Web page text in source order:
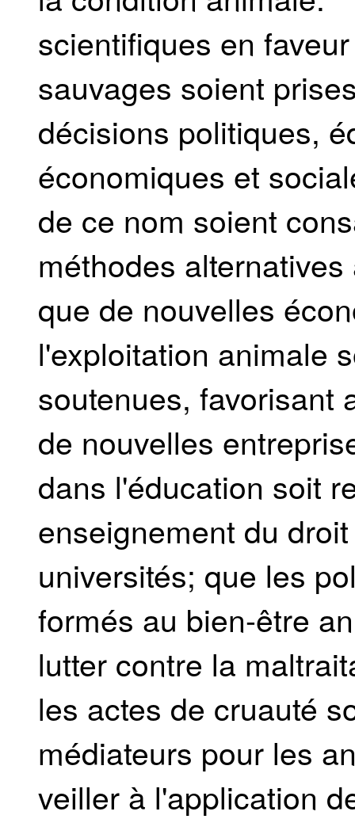
scientifiques en
sauvages soient
décisions politiques,
économiques et
de ce nom soient
méthodes
que de nouvelles
l'exploitation animale
soutenues, favorisant
de nouvelles
dans l'éducation soit
enseignement du
universités; que les
formés au bien-être
lutter contre la
les actes de cruauté
médiateurs pour les
veiller à l'application